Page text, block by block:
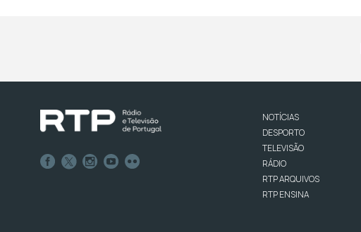
NOTÍCIAS
DESPORTO
TELEVISÃO
RÁDIO
RTP ARQUIVOS
RTP ENSINA